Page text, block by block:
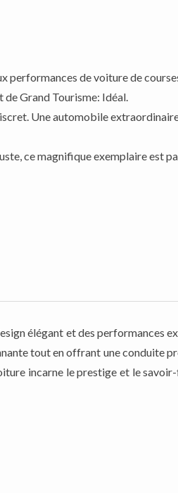
performances de voiture de
Grand Tourisme: Idéal.
Une automobile
ce magnifique exemplaire est
élégant et des performances
tout en offrant une conduite
incarne le prestige et le